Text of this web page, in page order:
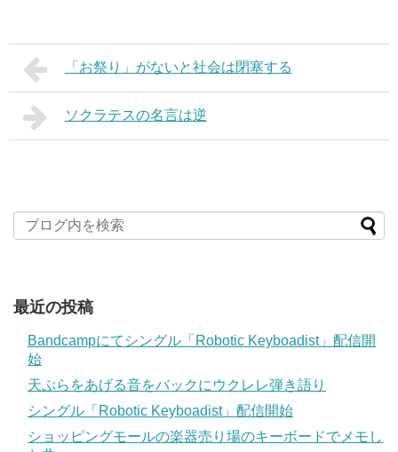
「お祭り」がないと社会は閉塞する
ソクラテスの名言は逆
最近の投稿
Bandcampにてシングル「Robotic Keyboadist」配信開
始
天ぷらをあげる音をバックにウクレレ弾き語り
シングル「Robotic Keyboadist」配信開始
ショッピングモールの楽器売り場のキーボードでメモし